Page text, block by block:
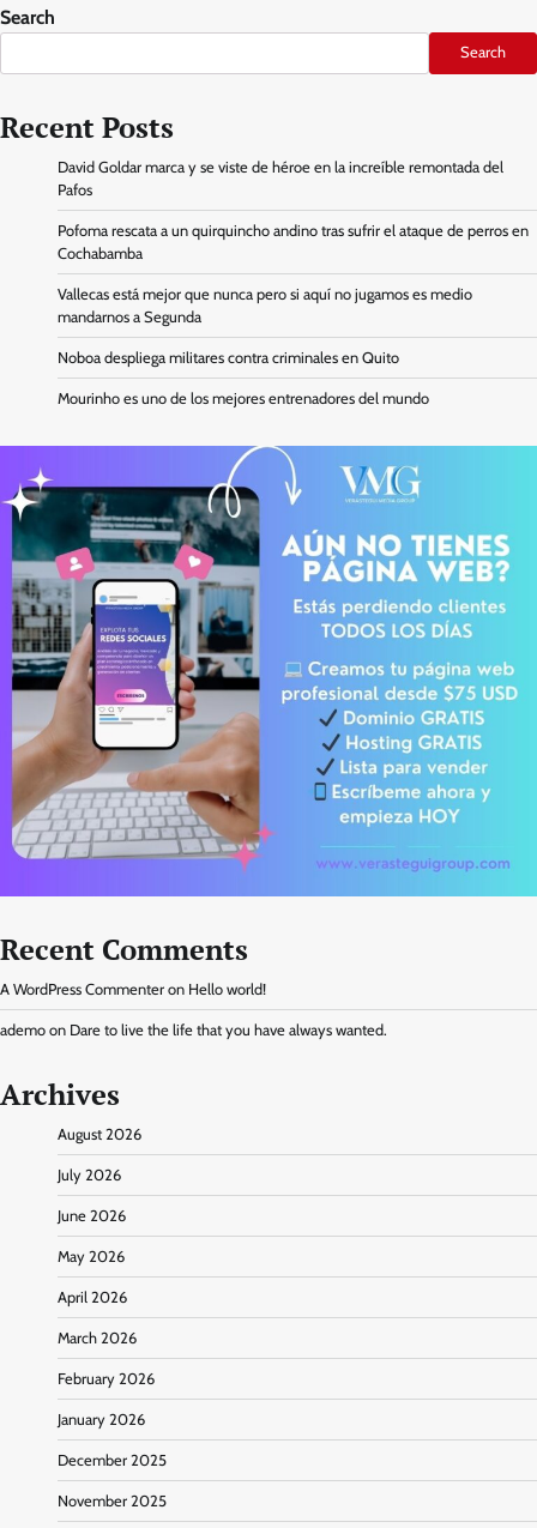
Search
Search
Recent Posts
David Goldar marca y se viste de héroe en la increíble remontada del
Pafos
Pofoma rescata a un quirquincho andino tras sufrir el ataque de perros en
Cochabamba
Vallecas está mejor que nunca pero si aquí no jugamos es medio
mandarnos a Segunda
Noboa despliega militares contra criminales en Quito
Mourinho es uno de los mejores entrenadores del mundo
Recent Comments
A WordPress Commenter on Hello world!
ademo on Dare to live the life that you have always wanted.
Archives
August 2026
July 2026
June 2026
May 2026
April 2026
March 2026
February 2026
January 2026
December 2025
November 2025